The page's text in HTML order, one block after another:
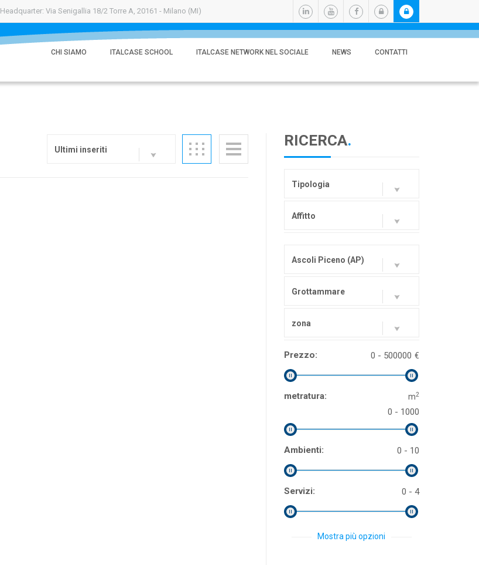
Headquarter: Via Senigallia 18/2 Torre A, 20161 - Milano (MI)
CHI SIAMO ITALCASE SCHOOL ITALCASE NETWORK NEL SOCIALE NEWS CONTATTI
Ultimi inseriti
RICERCA.
Tipologia
Affitto
Ascoli Piceno (AP)
Grottammare
zona
Prezzo: €
0 - 500000
metratura: m2
0 - 1000
Ambienti: 0 - 10
Servizi: 0 - 4
Mostra più opzioni